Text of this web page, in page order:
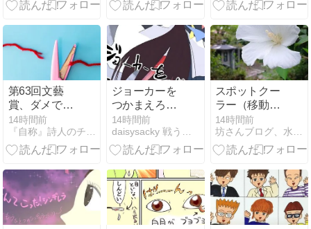
位相と精神風
土の基盤
第63回文藝
賞、ダメでし
た。（日記）
14時間前
ジョーカーを
つかまえろ！
時をかける巫
女…369
14時間前
スポットクー
ラー（移動式
エアコン）を
入れました
14時間前